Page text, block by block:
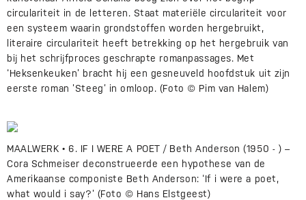
circulariteit in de letteren. Staat materiële circulariteit voor
een systeem waarin grondstoffen worden hergebruikt,
literaire circulariteit heeft betrekking op het hergebruik van
bij het schrijfproces geschrapte romanpassages. Met
‘Heksenkeuken’ bracht hij een gesneuveld hoofdstuk uit zijn
eerste roman ’Steeg’ in omloop. (Foto © Pim van Halem)
MAALWERK • 6. IF I WERE A POET / Beth Anderson (1950 - ) –
Cora Schmeiser deconstrueerde een hypothese van de
Amerikaanse componiste Beth Anderson: ‘If i were a poet,
what would i say?’ (Foto © Hans Elstgeest)